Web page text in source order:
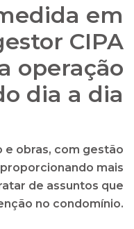
em
CIPA
operação
dia a dia
e obras, com gestão
mais
de assuntos que
no condomínio.